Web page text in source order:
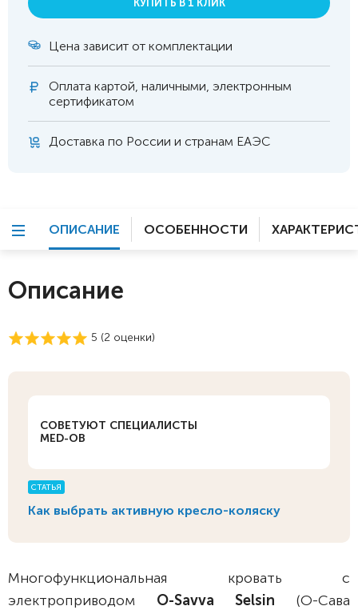
КУПИТЬ В 1 КЛИК
Цена зависит от комплектации
Оплата картой, наличными, электронным
сертификатом
Доставка по России и странам ЕАЭС
ОПИСАНИЕ ОСОБЕННОСТИ
Описание
5 (2 оценки)
СОВЕТУЮТ СПЕЦИАЛИСТЫ
MED-OB
СТАТЬЯ
Как выбрать активную кресло-коляску
Многофункциональная кровать с
электроприводом O-Savva Selsin (О-Сава